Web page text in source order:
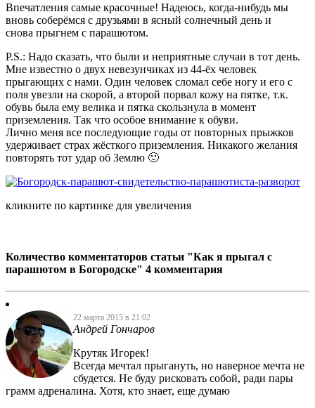
Впечатления самые красочные! Надеюсь, когда-нибудь мы
вновь соберёмся с друзьями в ясный солнечный день и
снова прыгнем с парашютом.
P.S.: Надо сказать, что были и неприятные случаи в тот день.
Мне известно о двух невезунчиках из 44-ёх человек
прыгающих с нами. Один человек сломал себе ногу и его с
поля увезли на скорой, а второй порвал кожу на пятке, т.к.
обувь была ему велика и пятка скользнула в момент
приземления. Так что особое внимание к обуви.
Лично меня все последующие годы от повторных прыжков
удерживает страх жёсткого приземления. Никакого желания
повторять тот удар об Землю 🙂
кликните по картинке для увеличения
Количество комментаторов статьи "Как я прыгал с
парашютом в Богородске" 4 комментария
22 марта 2015 в 21:02
Андрей Гончаров
Крутяк Игорек!
Всегда мечтал прыгануть, но наверное мечта не
сбудется. Не буду рисковать собой, ради пары
грамм адреналина. Хотя, кто знает, еще думаю